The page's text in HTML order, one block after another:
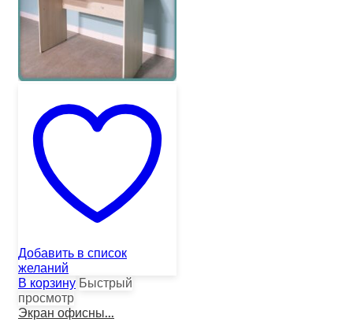
Добавить в список
желаний
В корзину Быстрый
просмотр
Экран офисны...